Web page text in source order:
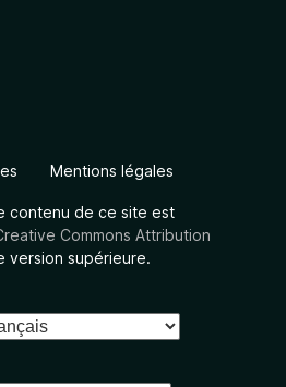
Mentions légales
contenu de ce site est
Commons Attribution
version supérieure.